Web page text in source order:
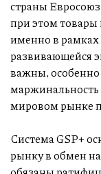
страны
при этом товары
именно в
развивающейся
важны, особенно
маржинальность
мировом рынке
Система GSP+
рынку в обмен